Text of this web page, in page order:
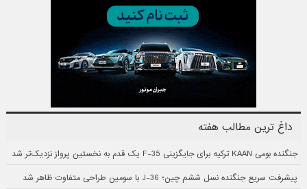
داغ ترین مطالب هفته
جنگنده بومی KAAN ترکیه برای جایگزینی F-35 یک قدم به نخستین پرواز نزدیک‌تر شد
پیشرفت سریع جنگنده نسل ششم چین؛ J-36 با سومین طراحی متفاوت ظاهر شد